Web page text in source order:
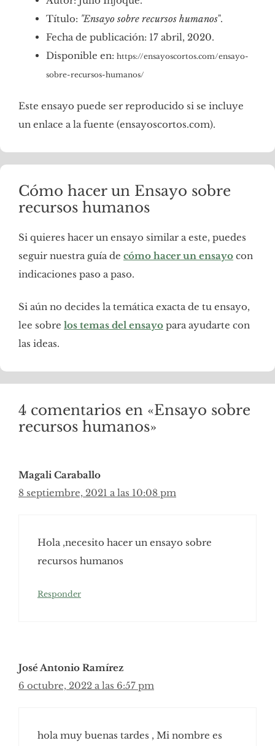
Título: "Ensayo sobre recursos humanos".
Fecha de publicación: 17 abril, 2020.
Disponible en: https://ensayoscortos.com/ensayo-
sobre-recursos-humanos/
Este ensayo puede ser reproducido si se incluye
un enlace a la fuente (ensayoscortos.com).
Cómo hacer un Ensayo sobre
recursos humanos
Si quieres hacer un ensayo similar a este, puedes
seguir nuestra guía de cómo hacer un ensayo con
indicaciones paso a paso.
Si aún no decides la temática exacta de tu ensayo,
lee sobre los temas del ensayo para ayudarte con
las ideas.
4 comentarios en «Ensayo sobre
recursos humanos»
Magali Caraballo
8 septiembre, 2021 a las 10:08 pm
Hola ,necesito hacer un ensayo sobre
recursos humanos
Responder
José Antonio Ramírez
6 octubre, 2022 a las 6:57 pm
hola muy buenas tardes , Mi nombre es